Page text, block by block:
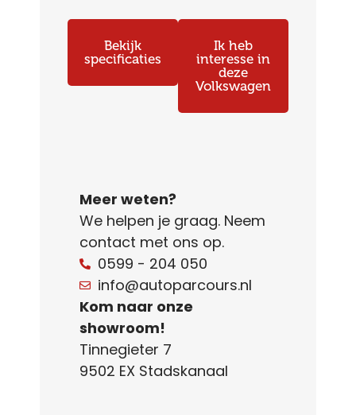
Bekijk
specificaties
Ik heb
interesse in
deze
Volkswagen
Meer weten?
We helpen je graag. Neem
contact met ons op.
0599 - 204 050
info@autoparcours.nl
Kom naar onze
showroom!
Tinnegieter 7
9502 EX Stadskanaal